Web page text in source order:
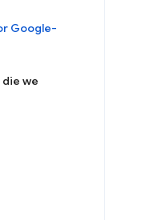
Google-
we